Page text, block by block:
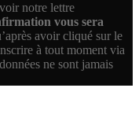
notre lettre
vous sera
avoir cliqué sur le
à tout moment via
ne sont jamais